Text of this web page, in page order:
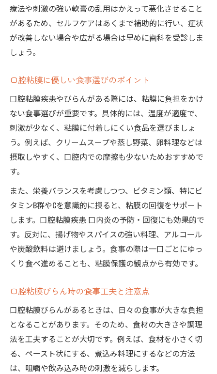
療法や刺激の強い軟膏の乱用はかえって悪化させること
があるため、セルフケアはあくまで補助的に行い、症状
が改善しない場合や広がる場合は早めに歯科を受診しま
しょう。
口腔粘膜に優しい食事選びのポイント
口腔粘膜疾患やびらんがある際には、粘膜に負担をかけ
ない食事選びが重要です。具体的には、温度が適度で、
刺激が少なく、粘膜に付着しにくい食品を選びましょ
う。例えば、クリームスープや蒸し野菜、卵料理などは
摂取しやすく、口腔内での摩擦も少ないためおすすめで
す。
また、栄養バランスを考慮しつつ、ビタミン類、特にビ
タミンB群やCを意識的に摂ると、粘膜の回復をサポート
します。口腔粘膜疾患 口内炎の予防・回復にも効果的で
す。反対に、揚げ物やスパイスの強い料理、アルコール
や炭酸飲料は避けましょう。食事の際は一口ごとにゆっ
くり食べ進めることも、粘膜保護の観点から有効です。
口腔粘膜びらん時の食事工夫と注意点
口腔粘膜びらんがあるときは、日々の食事が大きな負担
となることがあります。そのため、食材の大きさや調理
法を工夫することが大切です。例えば、食材を小さく切
る、ペースト状にする、煮込み料理にするなどの方法
は、咀嚼や飲み込み時の刺激を減らします。